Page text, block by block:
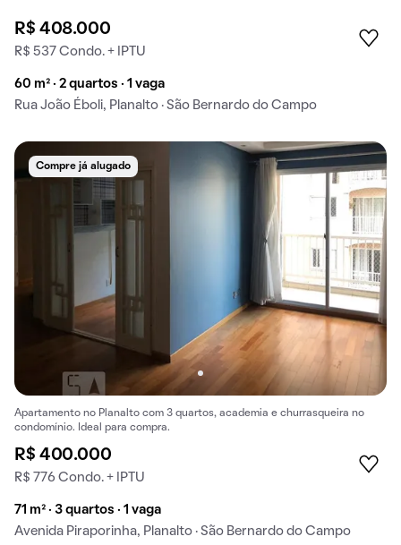
R$ 408.000
R$ 537 Condo. + IPTU
60 m² · 2 quartos · 1 vaga
Rua João Éboli, Planalto · São Bernardo do Campo
Compre já alugado
Apartamento no Planalto com 3 quartos, academia e churrasqueira no
condomínio. Ideal para compra.
R$ 400.000
R$ 776 Condo. + IPTU
71 m² · 3 quartos · 1 vaga
Avenida Piraporinha, Planalto · São Bernardo do Campo